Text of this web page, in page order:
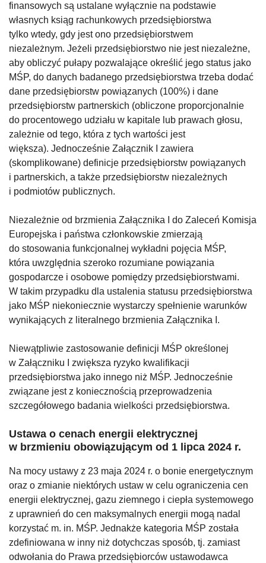
finansowych są ustalane wyłącznie na podstawie
własnych ksiąg rachunkowych przedsiębiorstwa
tylko wtedy, gdy jest ono przedsiębiorstwem
niezależnym. Jeżeli przedsiębiorstwo nie jest niezależne,
aby obliczyć pułapy pozwalające określić jego status jako
MŚP, do danych badanego przedsiębiorstwa trzeba dodać
dane przedsiębiorstw powiązanych (100%) i dane
przedsiębiorstw partnerskich (obliczone proporcjonalnie
do procentowego udziału w kapitale lub prawach głosu,
zależnie od tego, która z tych wartości jest
większa). Jednocześnie Załącznik I zawiera
(skomplikowane) definicje przedsiębiorstw powiązanych
i partnerskich, a także przedsiębiorstw niezależnych
i podmiotów publicznych.
Niezależnie od brzmienia Załącznika I do Zaleceń Komisja
Europejska i państwa członkowskie zmierzają
do stosowania funkcjonalnej wykładni pojęcia MŚP,
która uwzględnia szeroko rozumiane powiązania
gospodarcze i osobowe pomiędzy przedsiębiorstwami.
W takim przypadku dla ustalenia statusu przedsiębiorstwa
jako MŚP niekoniecznie wystarczy spełnienie warunków
wynikających z literalnego brzmienia Załącznika I.
Niewątpliwie zastosowanie definicji MŚP określonej
w Załączniku I zwiększa ryzyko kwalifikacji
przedsiębiorstwa jako innego niż MŚP. Jednocześnie
związane jest z koniecznością przeprowadzenia
szczegółowego badania wielkości przedsiębiorstwa.
Ustawa o cenach energii elektrycznej
w brzmieniu obowiązującym od 1 lipca 2024 r.
Na mocy ustawy z 23 maja 2024 r. o bonie energetycznym
oraz o zmianie niektórych ustaw w celu ograniczenia cen
energii elektrycznej, gazu ziemnego i ciepła systemowego
z uprawnień do cen maksymalnych energii mogą nadal
korzystać m. in. MŚP. Jednakże kategoria MŚP została
zdefiniowana w inny niż dotychczas sposób, tj. zamiast
odwołania do Prawa przedsiębiorców ustawodawca